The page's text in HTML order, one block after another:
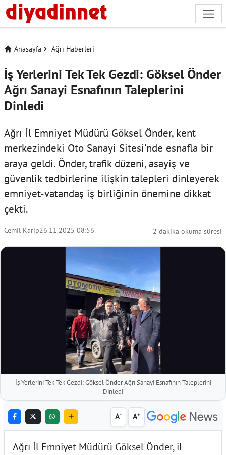
Anasayfa Ağrı Haberleri
İş Yerlerini Tek Tek Gezdi: Göksel Önder
Ağrı Sanayi Esnafının Taleplerini
Dinledi
Ağrı İl Emniyet Müdürü Göksel Önder, kent
merkezindeki Oto Sanayi Sitesi'nde esnafla bir
araya geldi. Önder, trafik düzeni, asayiş ve
güvenlik tedbirlerine ilişkin talepleri dinleyerek
emniyet-vatandaş iş birliğinin önemine dikkat
çekti.
Cemil Karip26.11.2025 08:56 2 dakika okuma süresi
İş Yerlerini Tek Tek Gezdi: Göksel Önder Ağrı Sanayi Esnafının Taleplerini
Dinledi
A- A+
Ağrı İl Emniyet Müdürü Göksel Önder, il